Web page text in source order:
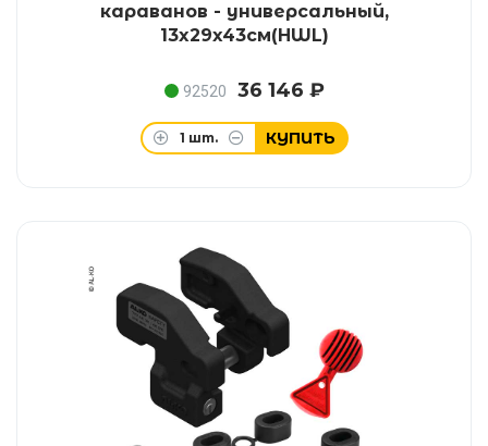
караванов - универсальный,
13x29x43см(HWL)
92520 36 146 ₽
1 шт. КУПИТЬ